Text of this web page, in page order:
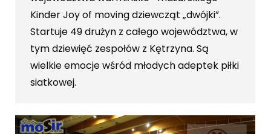
Kinder Joy of moving dziewcząt „dwójki”.
Startuje 49 drużyn z całego województwa, w
tym dziewięć zespołów z Kętrzyna. Są
wielkie emocje wśród młodych adeptek piłki
siatkowej.